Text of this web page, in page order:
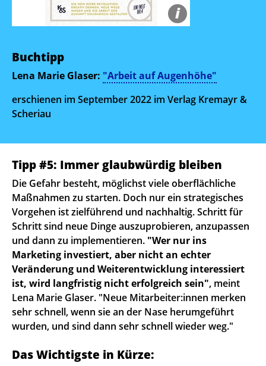
i
Buchtipp
Lena Marie Glaser: "Arbeit auf Augenhöhe"
erschienen im September 2022 im Verlag Kremayr &
Scheriau
Tipp #5: Immer glaubwürdig bleiben
Die Gefahr besteht, möglichst viele oberflächliche
Maßnahmen zu starten. Doch nur ein strategisches
Vorgehen ist zielführend und nachhaltig. Schritt für
Schritt sind neue Dinge auszuprobieren, anzupassen
und dann zu implementieren. "Wer nur ins
Marketing investiert, aber nicht an echter
Veränderung und Weiterentwicklung interessiert
ist, wird langfristig nicht erfolgreich sein", meint
Lena Marie Glaser. "Neue Mitarbeiter:innen merken
sehr schnell, wenn sie an der Nase herumgeführt
wurden, und sind dann sehr schnell wieder weg."
Das Wichtigste in Kürze: